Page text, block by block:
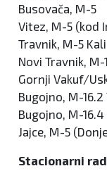
Busovača, M-5
Vitez, M-5 (kod
Travnik, M-5
Novi Travnik,
Gornji Vakuf/
Bugojno, M-16.2
Bugojno, M-
Jajce, M-5
Stacionarni